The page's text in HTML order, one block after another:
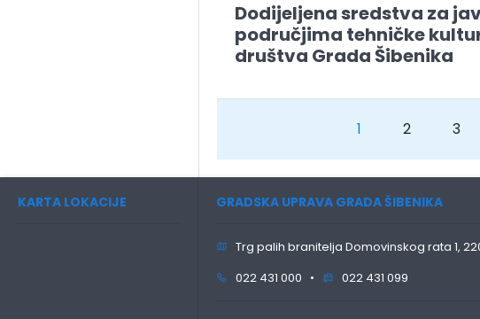
Dodijeljena sredstva za
područjima tehničke
društva Grada Šibenika
1 2 3
KARTA LOKACIJE GRADSKA UPRAVA GRADA ŠIBENIKA
Trg palih branitelja Domovinskog rata 1,
022 431 000 •
022 431 099